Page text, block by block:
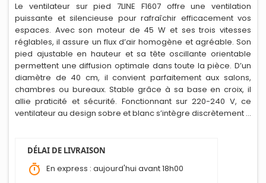
Le ventilateur sur pied 7LINE F1607 offre une ventilation
puissante et silencieuse pour rafraîchir efficacement vos
espaces. Avec son moteur de 45 W et ses trois vitesses
réglables, il assure un flux d’air homogène et agréable. Son
pied ajustable en hauteur et sa tête oscillante orientable
permettent une diffusion optimale dans toute la pièce. D’un
diamètre de 40 cm, il convient parfaitement aux salons,
chambres ou bureaux. Stable grâce à sa base en croix, il
allie praticité et sécurité. Fonctionnant sur 220-240 V, ce
ventilateur au design sobre et blanc s’intègre discrètement à
DÉLAI DE LIVRAISON
timer En express : aujourd'hui avant 18h00